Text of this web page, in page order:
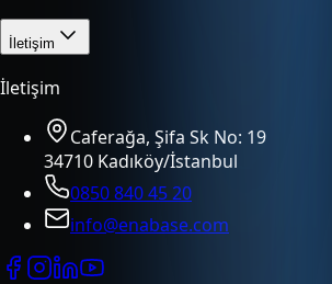
İletişim
İletişim
Caferağa, Şifa Sk No: 19
34710 Kadıköy/İstanbul
0850 840 45 20
info@enabase.com